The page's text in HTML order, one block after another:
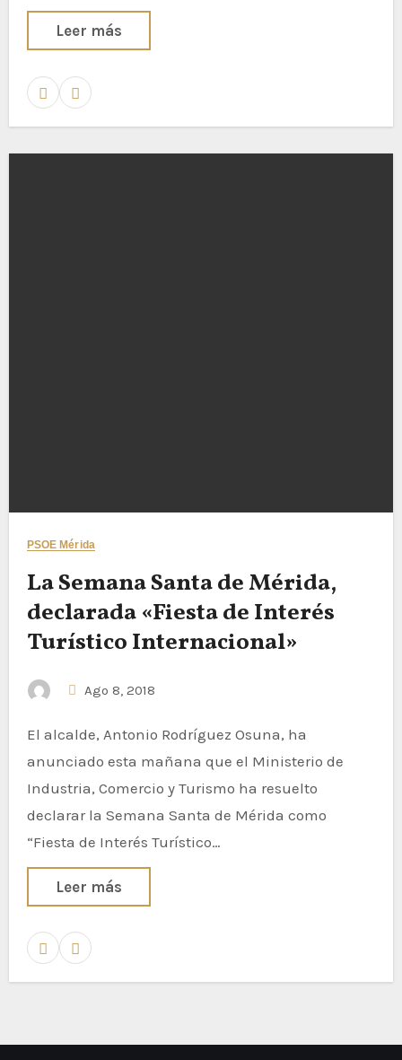
Leer más
PSOE Mérida
La Semana Santa de Mérida,
declarada «Fiesta de Interés
Turístico Internacional»
Ago 8, 2018
El alcalde, Antonio Rodríguez Osuna, ha
anunciado esta mañana que el Ministerio de
Industria, Comercio y Turismo ha resuelto
declarar la Semana Santa de Mérida como
“Fiesta de Interés Turístico…
Leer más